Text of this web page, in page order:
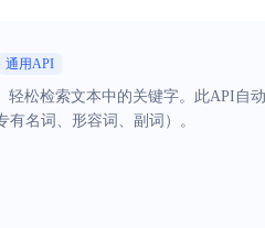
通用API
轻松检索文本中的关键字。此API自
有名词、形容词、副词）。